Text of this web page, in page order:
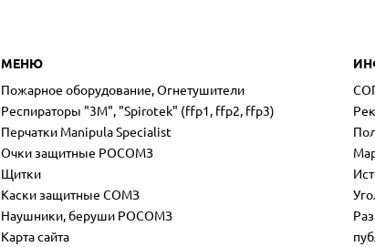
МЕНЮ
Пожарное оборудование, Огнетушители
Респираторы "3М", "Spirotek" (ffp1, ffp2, ffp3)
Перчатки Manipula Specialist
Очки защитные РОСОМЗ
Щитки
Каски защитные СОМЗ
Наушники, беруши РОСОМЗ
Карта сайта